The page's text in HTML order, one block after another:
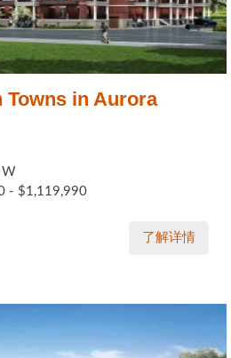
Towns in Aurora
W
- $1,119,990
了解详情